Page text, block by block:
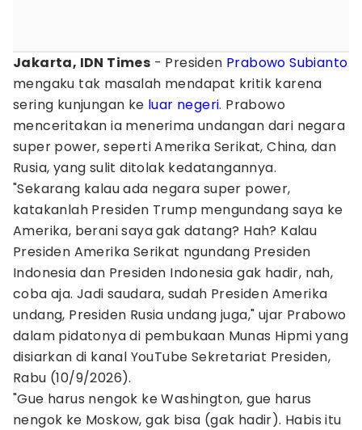
Jakarta, IDN Times - Presiden Prabowo Subianto
mengaku tak masalah mendapat kritik karena
sering kunjungan ke luar negeri. Prabowo
menceritakan ia menerima undangan dari negara
super power, seperti Amerika Serikat, China, dan
Rusia, yang sulit ditolak kedatangannya.
"Sekarang kalau ada negara super power,
katakanlah Presiden Trump mengundang saya ke
Amerika, berani saya gak datang? Hah? Kalau
Presiden Amerika Serikat ngundang Presiden
Indonesia dan Presiden Indonesia gak hadir, nah,
coba aja. Jadi saudara, sudah Presiden Amerika
undang, Presiden Rusia undang juga," ujar Prabowo
dalam pidatonya di pembukaan Munas Hipmi yang
disiarkan di kanal YouTube Sekretariat Presiden,
Rabu (10/9/2026).
"Gue harus nengok ke Washington, gue harus
nengok ke Moskow, gak bisa (gak hadir). Habis itu